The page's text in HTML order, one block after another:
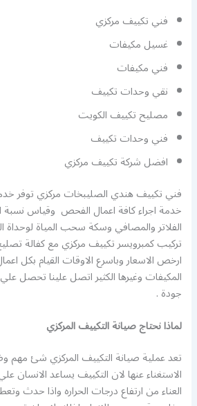
فني تكييف مركزي
غسيل مكيفات
فني مكيفات
نقي وحدات تكييف
مصليح تكييف الكويت
فني وحدات تكييف
افضل شركة تكييف مركزي
فني تكييف هندي الصليبخات مركزي توفر
خدمة اجراء كافة اعمال الفحص وقياس
الفلاتر والمصافي وسكة سحب المياة لوحداة
تركيب كمبرويسر تكييف مركزي مع كفالة
ارخص الاسعار وباسرع الاوقات القيام بكل
المكيفات وغيرها الكثير اتصل علينا تحصل
جودة .
لماذا نحتاج صيانة التكييف المركزي
تعد عملية صيانة التكييف المركزي شئ مهم
الاستغناء عنها لان التكييف يساعد الانسان
العناء من ارتفاع درجات الحراره واذا حدث